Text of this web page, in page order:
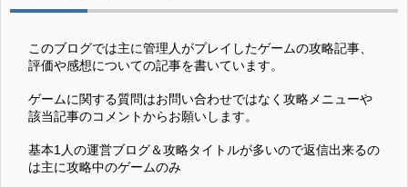
このブログでは主に管理人がプレイしたゲームの攻略記事、
評価や感想についての記事を書いています。
ゲームに関する質問はお問い合わせではなく攻略メニューや
該当記事のコメントからお願いします。
基本1人の運営ブログ＆攻略タイトルが多いので返信出来るの
は主に攻略中のゲームのみ